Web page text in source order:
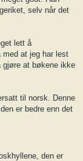
selv når det
lett å
med at jeg har lest
gjøre at bøkene ikke
til norsk. Denne
er bedre enn det
den er